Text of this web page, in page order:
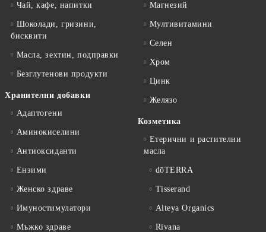
Чай, кафе, напитки
Шоколади, гризини,
бисквити
Масла, зехтин, подправки
Безглутенови продукти
Хранителни добавки
Адаптогени
Аминокиселини
Антиоксиданти
Ензими
Женско здраве
Имуностимулатори
Мъжко здраве
Магнезий
Мултивитамини
Селен
Хром
Цинк
Желязо
Козметика
Етерични и растителни
масла
dōTERRA
Tisserand
Alteya Organics
Rivana